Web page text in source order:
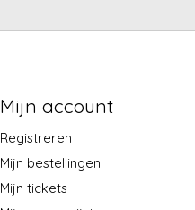
Mijn account
Registreren
Mijn bestellingen
Mijn tickets